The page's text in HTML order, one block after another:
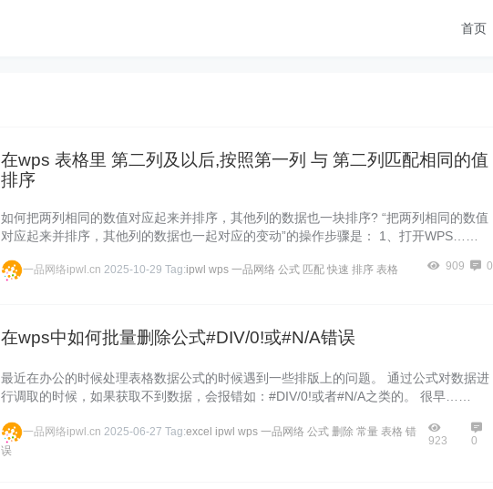
首页
在wps 表格里 第二列及以后,按照第一列 与 第二列匹配相同的值
排序
如何把两列相同的数值对应起来并排序，其他列的数据也一块排序? “把两列相同的数值
对应起来并排序，其他列的数据也一起对应的变动”的操作步骤是： 1、打开WPS……
一品网络ipwl.cn2025-10-29 Tag:ipwl wps 一品网络 公式 匹配 快速 排序 表格 909 0
在wps中如何批量删除公式#DIV/0!或#N/A错误
最近在办公的时候处理表格数据公式的时候遇到一些排版上的问题。 通过公式对数据进
行调取的时候，如果获取不到数据，会报错如：#DIV/0!或者#N/A之类的。 很早……
一品网络ipwl.cn2025-06-27 Tag:excel ipwl wps 一品网络 公式 删除 常量 表格 错
误
923 0